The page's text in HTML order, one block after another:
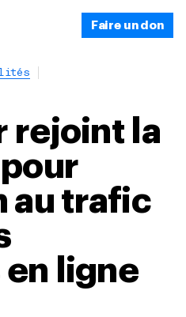
Faire un don
rejoint la
au trafic
en ligne